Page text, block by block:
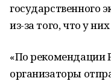
государственного
из-за того, что у
«По рекомендации
организаторы